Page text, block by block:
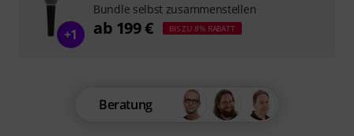
Beratung
+1
Bundle selbst zusammenstellen
ab 199 € BIS ZU 8% RABATT